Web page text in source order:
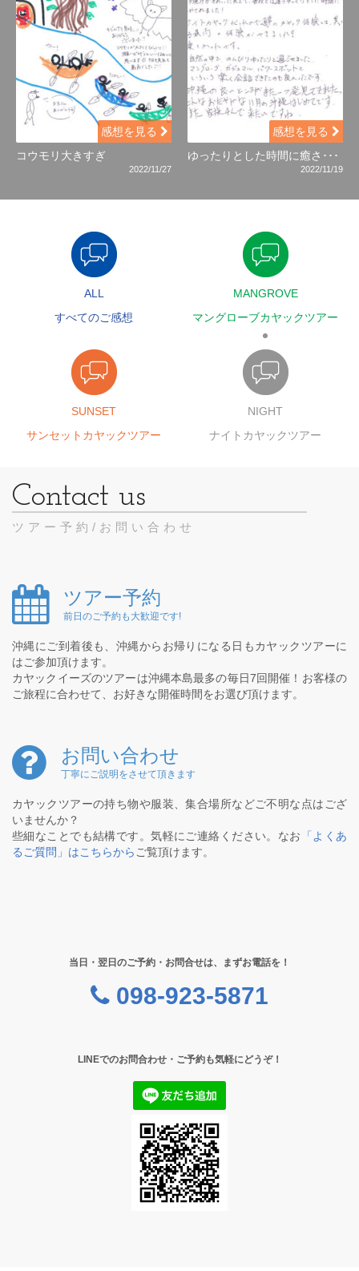
感想を見る
コウモリ大きすぎ
2022/11/27
感想を見る
ゆったりとした時間に癒さ･･･
2022/11/19
ALL
すべてのご感想
MANGROVE
マングローブカヤックツアー
SUNSET
サンセットカヤックツアー
NIGHT
ナイトカヤックツアー
ツアー予約/お問い合わせ
ツアー予約
前日のご予約も大歓迎です!
沖縄にご到着後も、沖縄からお帰りになる日もカヤックツアーに
はご参加頂けます。
カヤックイーズのツアーは沖縄本島最多の毎日7回開催！お客様の
ご旅程に合わせて、お好きな開催時間をお選び頂けます。
お問い合わせ
丁寧にご説明をさせて頂きます
カヤックツアーの持ち物や服装、集合場所などご不明な点はござ
いませんか？
些細なことでも結構です。気軽にご連絡ください。なお
「よくあ
るご質問」はこちらから ご覧頂けます。
当日・翌日のご予約・お問合せは、まずお電話を！
098-923-5871
LINEでのお問合わせ・ご予約も気軽にどうぞ！